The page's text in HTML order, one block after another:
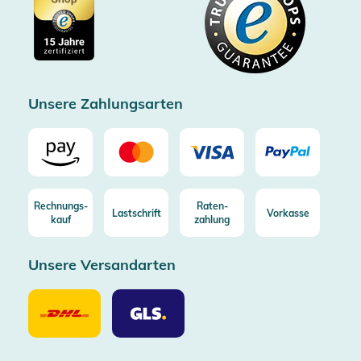
Cookie-Einstellungen
ImpressumGratis Versand ab 100€ Bestellwert (in DE/AT)
Kostenlose Rücksendung (aus DE/AT)
Unsere Zahlungsarten
Rechnungs-
kauf
Lastschrift
Raten-
zahlung
Vorkasse
Unsere Versandarten
Unsere
Versandarten
DHL
Unsere
Versandarten
GLS